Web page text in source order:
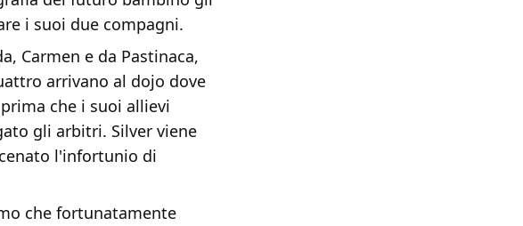
i suoi due compagni.
Carmen e da Pastinaca,
arrivano al dojo dove
che i suoi allievi
gli arbitri. Silver viene
l'infortunio di
che fortunatamente